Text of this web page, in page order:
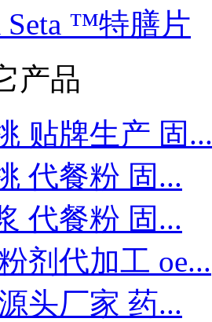
Seta ™特膳片
产品
贴牌生产 固...
代餐粉 固...
代餐粉 固...
剂代加工 oe...
头厂家 药...